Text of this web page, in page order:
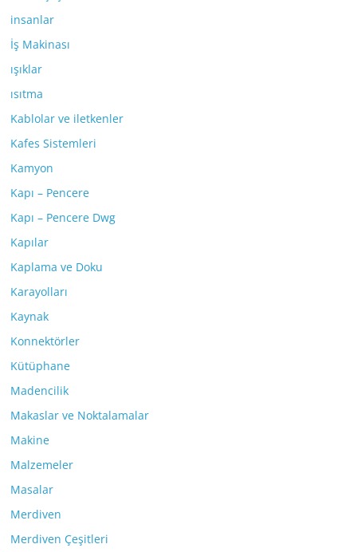
insanlar
İş Makinası
ışıklar
ısıtma
Kablolar ve iletkenler
Kafes Sistemleri
Kamyon
Kapı – Pencere
Kapı – Pencere Dwg
Kapılar
Kaplama ve Doku
Karayolları
Kaynak
Konnektörler
Kütüphane
Madencilik
Makaslar ve Noktalamalar
Makine
Malzemeler
Masalar
Merdiven
Merdiven Çeşitleri